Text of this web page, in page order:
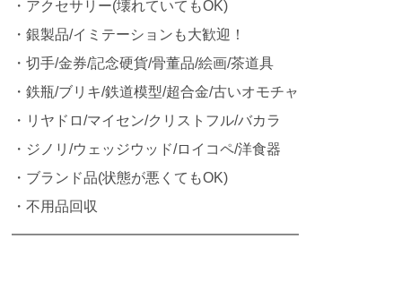
・アクセサリー(壊れていてもOK)
・銀製品/イミテーションも大歓迎！
・切手/金券/記念硬貨/骨董品/絵画/茶道具
・鉄瓶/ブリキ/鉄道模型/超合金/古いオモチャ
・リヤドロ/マイセン/クリストフル/バカラ
・ジノリ/ウェッジウッド/ロイコペ/洋食器
・ブランド品(状態が悪くてもOK)
・不用品回収
━━━━━━━━━━━━━━━━━━━━